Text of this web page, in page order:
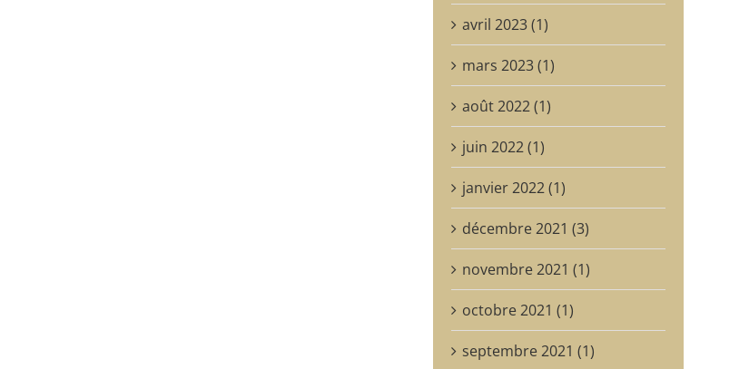
avril 2023 (1)
mars 2023 (1)
août 2022 (1)
juin 2022 (1)
janvier 2022 (1)
décembre 2021 (3)
novembre 2021 (1)
octobre 2021 (1)
septembre 2021 (1)